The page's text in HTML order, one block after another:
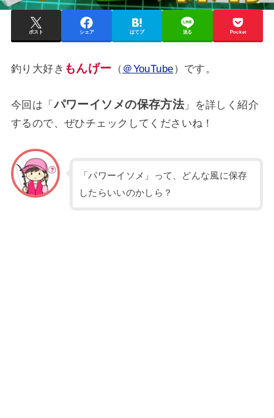
ポスト シェア はてブ 送る Pocket
釣り大好き もんげー （ ＠YouTube）です。
今回は「パワーイソメの保存方法 」を詳しく紹介
するので、ぜひチェックしてくださいね！
「パワーイソメ」って、どんな風に保存
したらいいのかしら？